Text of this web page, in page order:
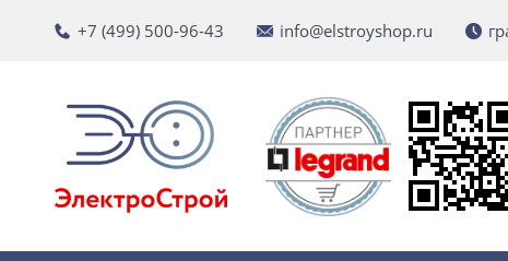
+7 (499) 500-96-43 info@elstroyshop.ru